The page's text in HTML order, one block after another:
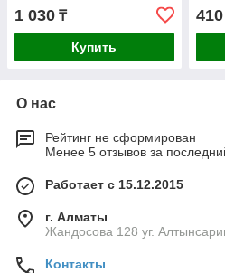
1 030 ₸
Купить
410
О нас
Рейтинг не сформирован
Менее 5 отзывов за
Работает с 15.12.2015
г. Алматы
Жандосова 128 уг.
Контакты